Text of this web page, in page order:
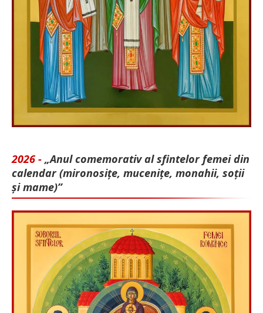
2026 - „Anul comemorativ al sfintelor femei din
calendar (mironosițe, mu­cenițe, monahii, soții
și mame)”